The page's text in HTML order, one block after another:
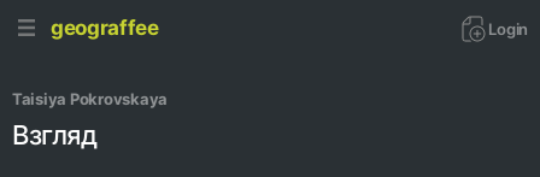
geograffee Login
Taisiya Pokrovskaya
Взгляд